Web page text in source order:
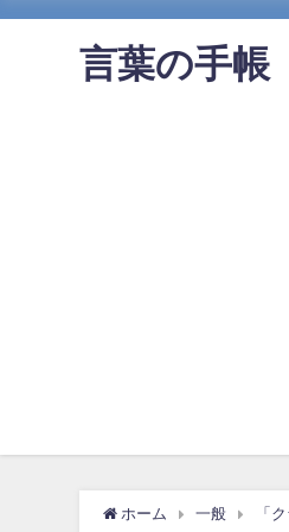
言葉の手帳
ホーム 一般 「